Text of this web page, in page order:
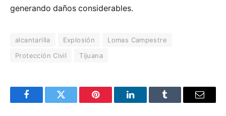
generando daños considerables.
alcantarilla Explosión
Lomas Campestre
Protección Civil
Tijuana
FacebookTwitter Pinterest LinkedInTumblr Email